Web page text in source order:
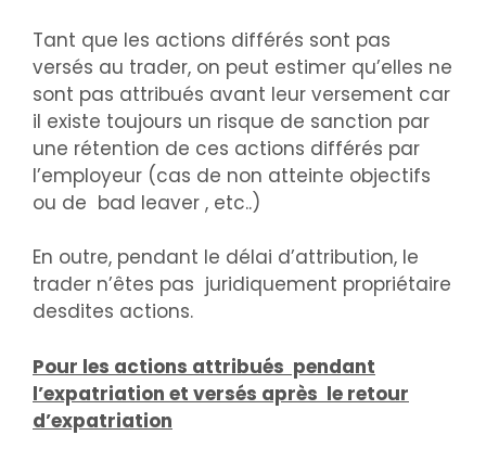
Tant que les actions différés sont pas
versés au trader, on peut estimer qu’elles ne
sont pas attribués avant leur versement car
il existe toujours un risque de sanction par
une rétention de ces actions différés par
l’employeur (cas de non atteinte objectifs
ou de bad leaver , etc..)
En outre, pendant le délai d’attribution, le
trader n’êtes pas juridiquement propriétaire
desdites actions.
Pour les actions attribués pendant
l’expatriation et versés après le retour
d’expatriation